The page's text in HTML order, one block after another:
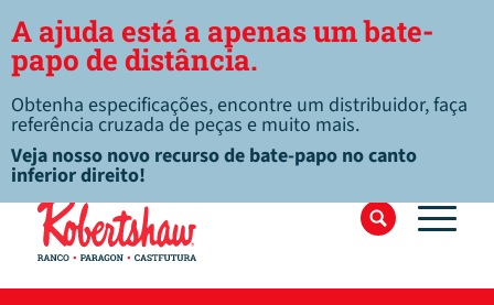
A ajuda está a apenas um bate-
papo de distância.
Obtenha especificações, encontre um distribuidor, faça
referência cruzada de peças e muito mais.
Veja nosso novo recurso de bate-papo no canto
inferior direito!